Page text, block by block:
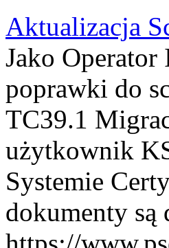
Aktualizacja
Jako
poprawki do
TC39.1
użytkownik
Systemie
dokumenty są